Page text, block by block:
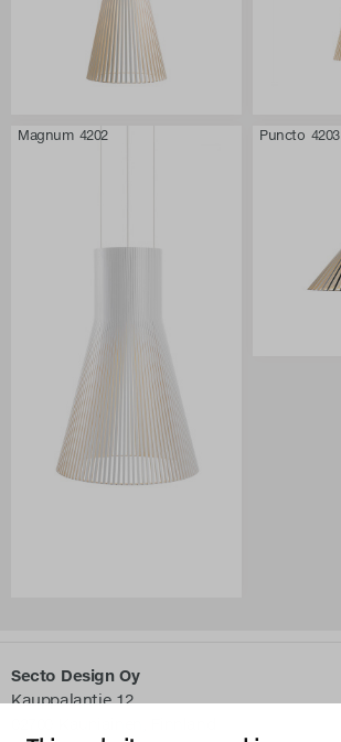
Magnum 4202 Puncto 4203
Secto Design Oy
Kauppalantie 12